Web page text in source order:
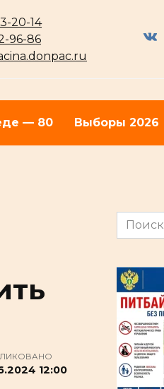
20-14
96-86
— 80 Выборы 2026
12:00
Search
for: